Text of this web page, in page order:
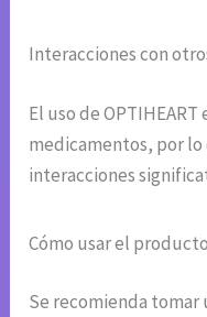
Interacciones con
El uso de
medicamentos, por
interacciones
Cómo usar el
Se recomienda tomar